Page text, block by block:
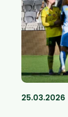
25.03.2026